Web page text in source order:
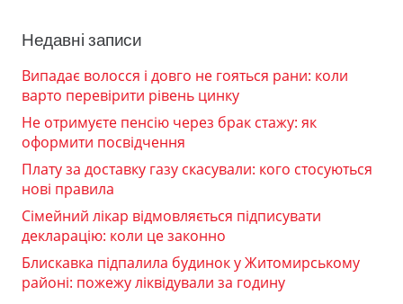
Недавні записи
Випадає волосся і довго не гояться рани: коли
варто перевірити рівень цинку
Не отримуєте пенсію через брак стажу: як
оформити посвідчення
Плату за доставку газу скасували: кого стосуються
нові правила
Сімейний лікар відмовляється підписувати
декларацію: коли це законно
Блискавка підпалила будинок у Житомирському
районі: пожежу ліквідували за годину